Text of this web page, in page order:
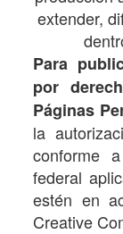
extender,
Para
por
Páginas
la
conforme
federal
estén en
Creative